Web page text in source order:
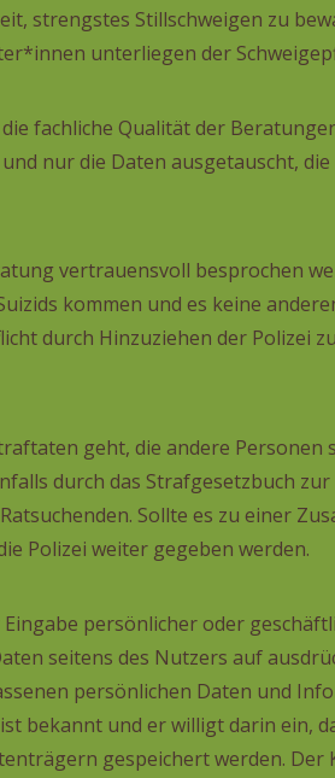
strengstes Stillschweigen zu
unterliegen der
fachliche Qualität der
nur die Daten ausgetauscht,
vertrauensvoll besprochen
kommen und es keine
durch Hinzuziehen der Polizei
geht, die andere Personen
durch das Strafgesetzbuch
Sollte es zu einer
Polizei weiter gegeben werden.
persönlicher oder
seitens des Nutzers auf
persönlichen Daten und
bekannt und er willigt darin ein,
gespeichert werden. Der